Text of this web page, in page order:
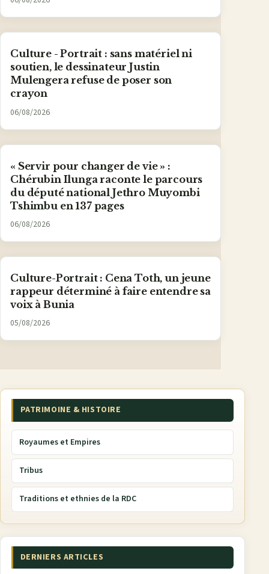
Culture - Portrait : sans matériel ni
soutien, le dessinateur Justin
Mulengera refuse de poser son
crayon
06/08/2026
« Servir pour changer de vie » :
Chérubin Ilunga raconte le parcours
du député national Jethro Muyombi
Tshimbu en 137 pages
06/08/2026
Culture-Portrait : Cena Toth, un jeune
rappeur déterminé à faire entendre sa
voix à Bunia
05/08/2026
PATRIMOINE & HISTOIRE
Royaumes et Empires
Tribus
Traditions et ethnies de la RDC
DERNIERS ARTICLES